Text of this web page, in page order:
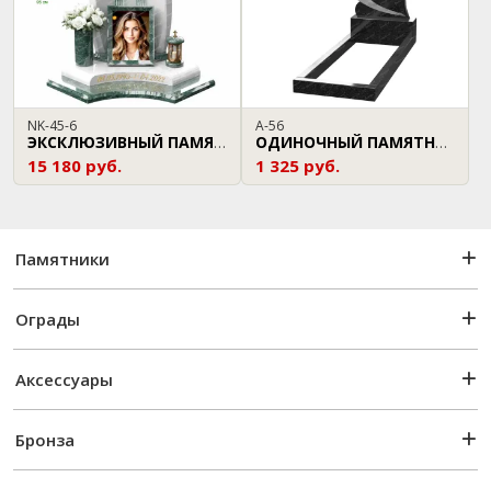
NK-45-6
ЭКСКЛЮЗИВНЫЙ ПАМЯТНИК
15 180 руб.
A-56
ОДИНОЧНЫЙ ПАМЯТНИК
1 325 руб.
Памятники
Ограды
Аксессуары
Бронза